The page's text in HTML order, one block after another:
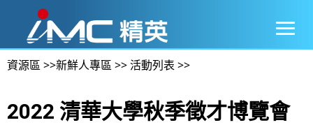
資源區>>新鮮人專區>>活動列表>>
2022 清華大學秋季徵才博覽會